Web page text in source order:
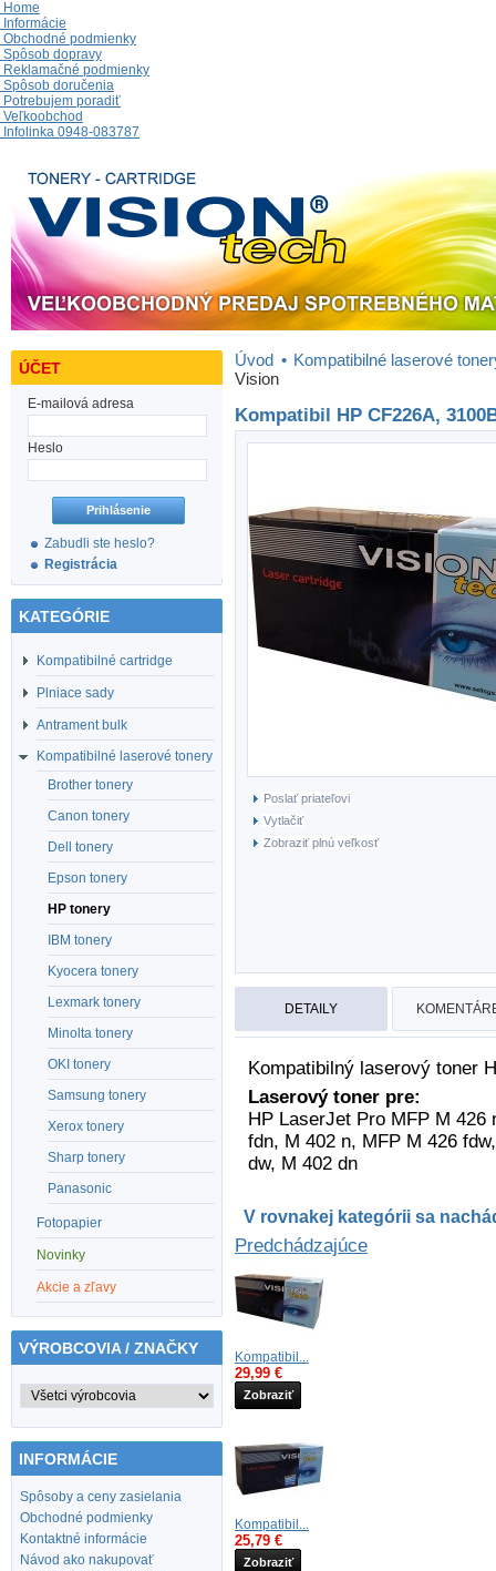
Home
Informácie
Obchodné podmienky
Spôsob dopravy
Reklamačné podmienky
Spôsob doručenia
Potrebujem poradiť
Veľkoobchod
Infolinka 0948-083787
ÚČET
E-mailová adresa
Heslo
Zabudli ste heslo?
Registrácia
KATEGÓRIE
Kompatibilné cartridge
Plniace sady
Antrament bulk
Kompatibilné laserové tonery
Brother tonery
Canon tonery
Dell tonery
Epson tonery
HP tonery
IBM tonery
Kyocera tonery
Lexmark tonery
Minolta tonery
OKI tonery
Samsung tonery
Xerox tonery
Sharp tonery
Panasonic
Fotopapier
Novinky
Akcie a zľavy
VÝROBCOVIA / ZNAČKY
INFORMÁCIE
Spôsoby a ceny zasielania
Obchodné podmienky
Kontaktné informácie
Návod ako nakupovať
Úvod • Kompatibilné laserové
Vision
Kompatibil HP CF226A,
Poslať priateľovi
Vytlačiť
Zobraziť plnú veľkosť
DETAILY
Kompatibilný laserový toner
Laserový toner pre:
HP LaserJet Pro MFP M 426
fdn, M 402 n, MFP M 426
dw, M 402 dn
V rovnakej kategórii sa
Predchádzajúce
Kompatibil...
29,99 €
Zobraziť
Kompatibil...
25,79 €
Zobraziť